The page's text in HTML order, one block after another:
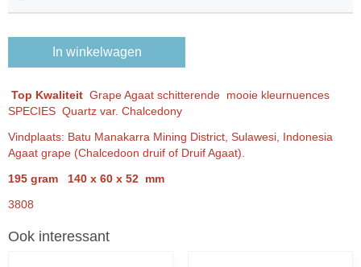
In winkelwagen
Top Kwaliteit Grape Agaat schitterende mooie kleurnuences
SPECIES Quartz var. Chalcedony
Vindplaats: Batu Manakarra Mining District, Sulawesi, Indonesia
Agaat grape (Chalcedoon druif of Druif Agaat).
195 gram 140 x 60 x 52 mm
3808
Ook interessant